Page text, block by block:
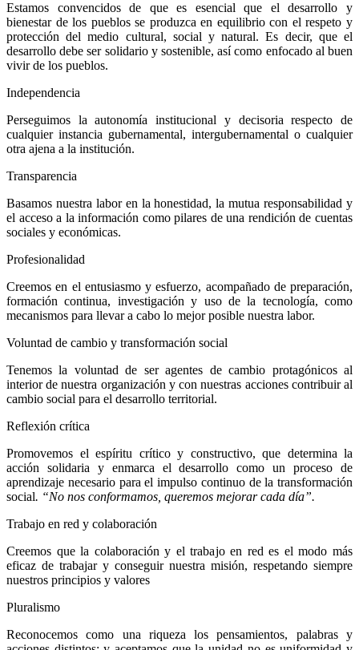
Estamos convencidos de que es esencial que el desarrollo y
bienestar de los pueblos se produzca en equilibrio con el respeto y
protección del medio cultural, social y natural. Es decir, que el
desarrollo debe ser solidario y sostenible, así como enfocado al buen
vivir de los pueblos.
Independencia
Perseguimos la autonomía institucional y decisoria respecto de
cualquier instancia gubernamental, intergubernamental o cualquier
otra ajena a la institución.
Transparencia
Basamos nuestra labor en la honestidad, la mutua responsabilidad y
el acceso a la información como pilares de una rendición de cuentas
sociales y económicas.
Profesionalidad
Creemos en el entusiasmo y esfuerzo, acompañado de preparación,
formación continua, investigación y uso de la tecnología, como
mecanismos para llevar a cabo lo mejor posible nuestra labor.
Voluntad de cambio y transformación social
Tenemos la voluntad de ser agentes de cambio protagónicos al
interior de nuestra organización y con nuestras acciones contribuir al
cambio social para el desarrollo territorial.
Reflexión crítica
Promovemos el espíritu crítico y constructivo, que determina la
acción solidaria y enmarca el desarrollo como un proceso de
aprendizaje necesario para el impulso continuo de la transformación
social. “No nos conformamos, queremos mejorar cada día”.
Trabajo en red y colaboración
Creemos que la colaboración y el trabajo en red es el modo más
eficaz de trabajar y conseguir nuestra misión, respetando siempre
nuestros principios y valores
Pluralismo
Reconocemos como una riqueza los pensamientos, palabras y